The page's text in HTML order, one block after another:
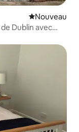
Nouvel
Nouveau
Dublin avec